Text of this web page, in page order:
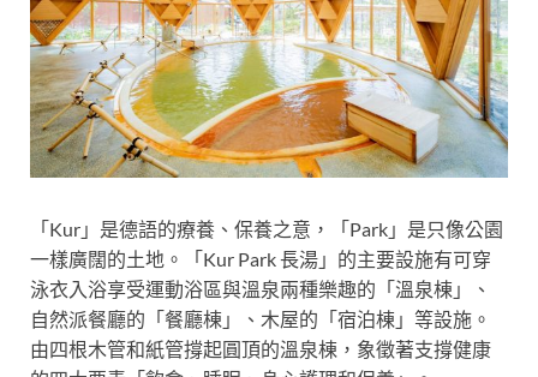
「Kur」是德語的療養、保養之意，「Park」是只像公園
一樣廣闊的土地。「Kur Park 長湯」的主要設施有可穿
泳衣入浴享受運動浴區與溫泉兩種樂趣的「溫泉棟」、
自然派餐廳的「餐廳棟」、木屋的「宿泊棟」等設施。
由四根木管和紙管撐起圓頂的溫泉棟，象徵著支撐健康